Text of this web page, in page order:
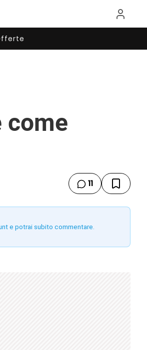
come
11
e potrai subito commentare.